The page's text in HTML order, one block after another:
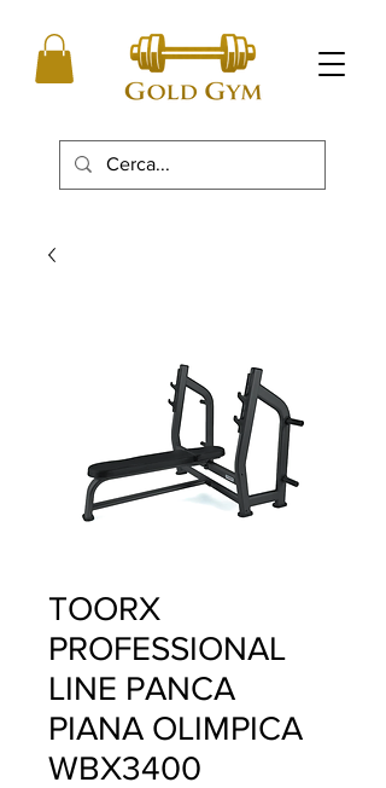
TOORX
PROFESSIONAL
LINE PANCA
PIANA OLIMPICA
WBX3400